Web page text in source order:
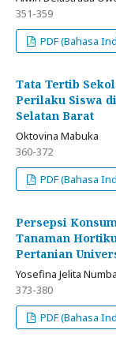
351-359
PDF (Bahasa
Tata Tertib
Perilaku Siswa
Selatan Barat
Oktovina Mabuka
360-372
PDF (Bahasa
Persepsi
Tanaman
Pertanian
Yosefina Jelita
373-380
PDF (Bahasa